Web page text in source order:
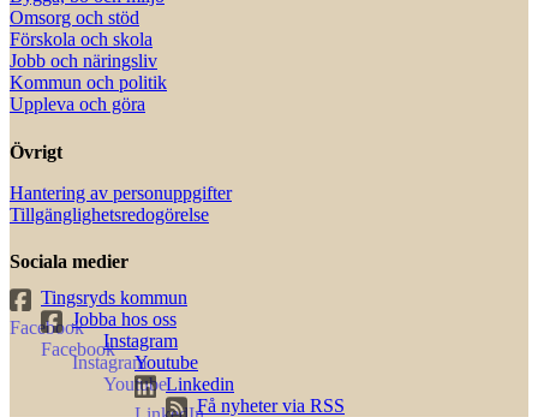
Omsorg och stöd
Förskola och skola
Jobb och näringsliv
Kommun och politik
Uppleva och göra
Övrigt
Hantering av personuppgifter
Tillgänglighetsredogörelse
Sociala medier
Tingsryds kommun
Jobba hos oss
Instagram
Youtube
Linkedin
Få nyheter via RSS